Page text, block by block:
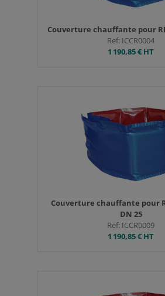
Couverture chauffante pour
Ref: ICCR0004
1 190,85 € HT
Couverture chauffante pour
DN 25
Ref: ICCR0009
1 190,85 € HT